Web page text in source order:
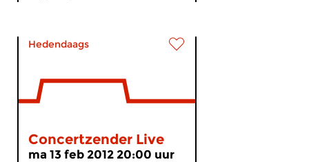
Hedendaags
Concertzender Live
ma 13 feb 2012 20:00 uur